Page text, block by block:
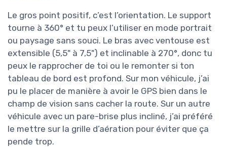
Le gros point positif, c’est l’orientation. Le support
tourne à 360° et tu peux l’utiliser en mode portrait
ou paysage sans souci. Le bras avec ventouse est
extensible (5,5" à 7,5") et inclinable à 270°, donc tu
peux le rapprocher de toi ou le remonter si ton
tableau de bord est profond. Sur mon véhicule, j’ai
pu le placer de manière à avoir le GPS bien dans le
champ de vision sans cacher la route. Sur un autre
véhicule avec un pare-brise plus incliné, j’ai préféré
le mettre sur la grille d’aération pour éviter que ça
pende trop.